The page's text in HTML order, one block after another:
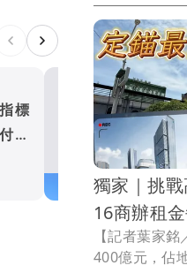
標
搶
元，佔地2.95
年度招收25班
園2班學生40
高雄大學屬房
引許多科技新
完工招生，也
《壹蘋新聞網
內均可就讀藍
資格，若屬中
區。
獨家｜挑
16商辦租
【記者葉家
400億元，佔